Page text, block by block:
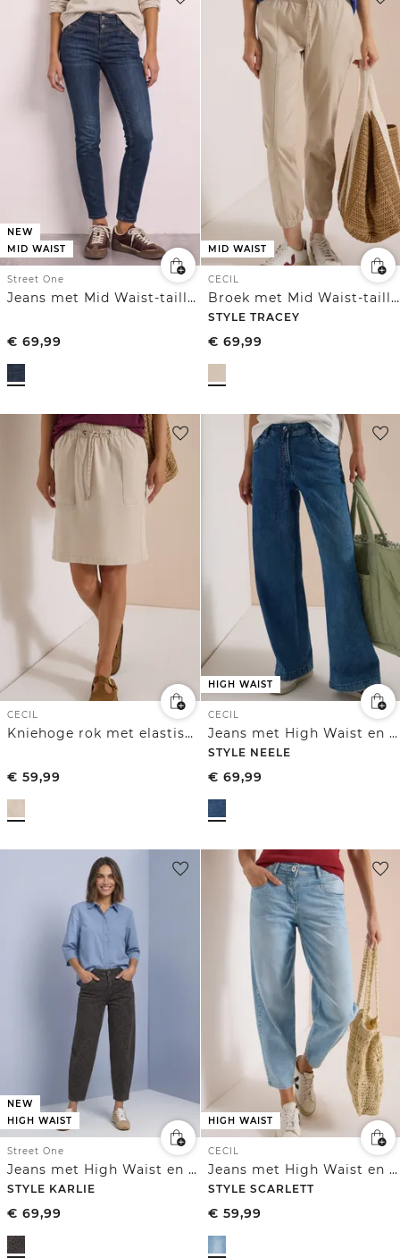
NEW
MID WAIST
Street One
Jeans met Mid Waist-taille en Slim Leg-pijpen, met decoratief detail
€ 69,99
MID WAIST
CECIL
Broek met Mid Waist-taille en smalle pijpen in een Loose Fit-pasvorm
STYLE TRACEY
€ 69,99
CECIL
Kniehoge rok met elastische tailleband
€ 59,99
HIGH WAIST
CECIL
Jeans met High Waist en Flared pijpen in een Loose Fit pasvorm
STYLE NEELE
€ 69,99
NEW
HIGH WAIST
Street One
Jeans met High Waist en wijd uitlopende pijpen in een Loose Fit-pasvorm
STYLE KARLIE
€ 69,99
HIGH WAIST
CECIL
Jeans met High Waist en wijd uitlopende pijpen in een Loose Fit-pasvorm
STYLE SCARLETT
€ 59,99